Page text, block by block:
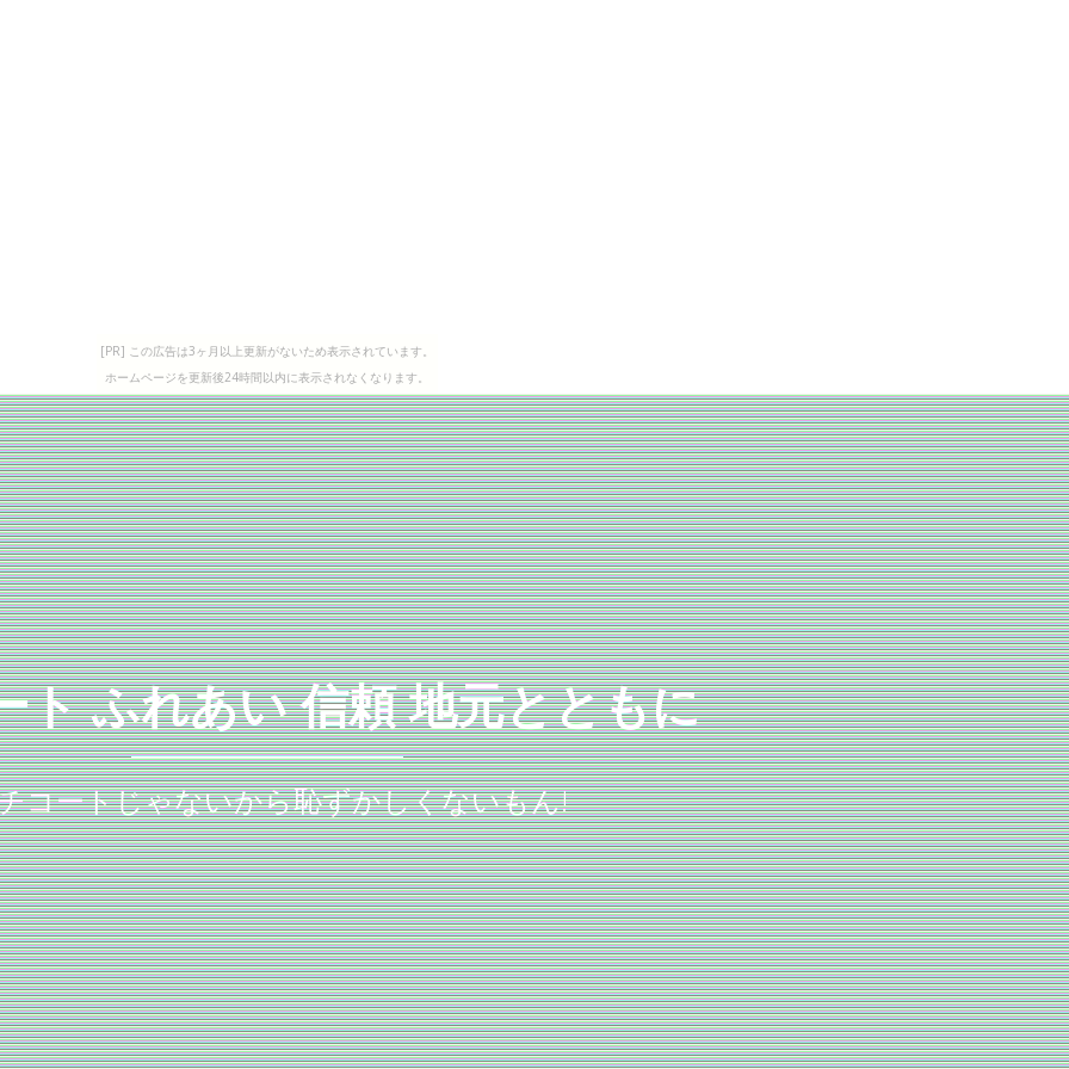
[PR] この広告は3ヶ月以上更新がないため表示されています。
ホームページを更新後24時間以内に表示されなくなります。
ト ふれあい 信頼 地元とともに
コートじゃないから恥ずかしくないもん!